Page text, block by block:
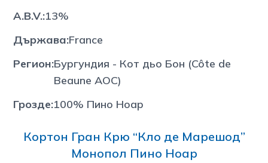
A.B.V.:13%
Държава:France
Регион:Бургундия - Кот дьо Бон (Côte de
Beaune AOC)
Грозде:100% Пино Ноар
Кортон Гран Крю “Кло де Марешод”
Монопол Пино Ноар